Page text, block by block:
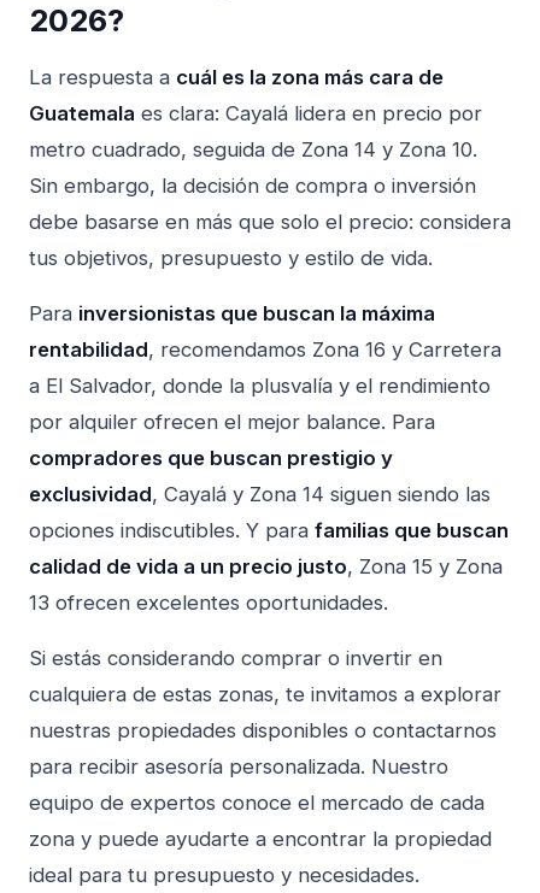
2026?
La respuesta a cuál es la zona más cara de
Guatemala es clara: Cayalá lidera en precio por
metro cuadrado, seguida de Zona 14 y Zona 10.
Sin embargo, la decisión de compra o inversión
debe basarse en más que solo el precio: considera
tus objetivos, presupuesto y estilo de vida.
Para inversionistas que buscan la máxima
rentabilidad, recomendamos Zona 16 y Carretera
a El Salvador, donde la plusvalía y el rendimiento
por alquiler ofrecen el mejor balance. Para
compradores que buscan prestigio y
exclusividad, Cayalá y Zona 14 siguen siendo las
opciones indiscutibles. Y para familias que buscan
calidad de vida a un precio justo, Zona 15 y Zona
13 ofrecen excelentes oportunidades.
Si estás considerando comprar o invertir en
cualquiera de estas zonas, te invitamos a explorar
nuestras propiedades disponibles o contactarnos
para recibir asesoría personalizada. Nuestro
equipo de expertos conoce el mercado de cada
zona y puede ayudarte a encontrar la propiedad
ideal para tu presupuesto y necesidades.